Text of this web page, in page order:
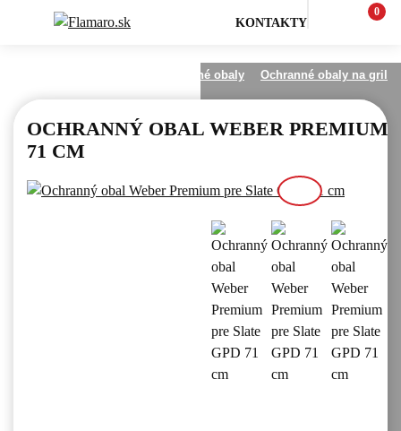
KONTAKTY
0
Čistenie, údržba a ochranné obaly Ochranné obaly na gril
OCHRANNÝ OBAL WEBER PREMIUM
71 CM